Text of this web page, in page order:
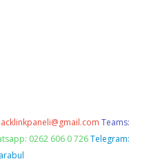
Teams:
0262 606 0 726 Telegram: